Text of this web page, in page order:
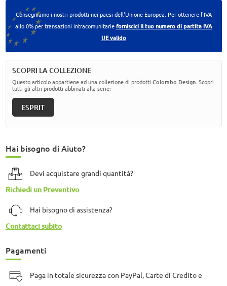
Consegniamo i nostri prodotti nei paesi dell'Unione Europea. Per ottenere l'IVA
allo 0% per transazioni intracomunitarieforniscici il tuo numero di partita IVA
UE valido
SCOPRI LA COLLEZIONE
Questo articolo appartiene ad una collezione di prodotti Colombo Design. Scopri
tutti gli altri prodotti abbinati alla serie:
ESPRIT
Hai bisogno di Aiuto?
Devi acquistare grandi quantità?
Richiedi un Preventivo
Hai bisogno di assistenza?
Contattaci subito
Pagamenti
Paga in totale sicurezza con PayPal, Carte di Credito e